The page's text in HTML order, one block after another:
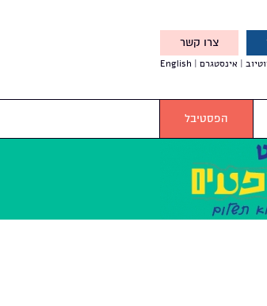
צרו קשר
והטבות מיוחדות עבורך
אינסטגרם English
הפסטיבל